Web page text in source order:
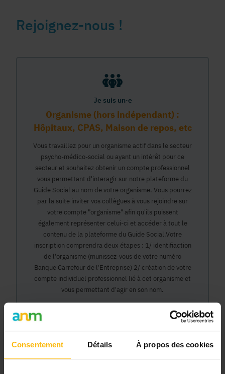
Consentement Détails À propos des cookies
Rejoignez-nous !
Je suis un·e
Organisme (hors indépendant) :
Hôpitaux, CPAS, Maison de repos, etc
Vous travaillez pour un organisme actif dans le secteur
psycho-médico-social ou ayant un intérêt pour ce
secteur et souhaitez obtenir un compte professionnel
vous permettant d'interagir sur notre plateforme du
Guide Social au nom de votre organisme. Vous pourrez
par la suite inviter vos collègues à vous rejoindre sur
votre compte "organisme" afin qu'ils puissent
également représenter celui-ci et accéder à tout le
contenu de la plateforme du Guide Social.Votre
inscription comprendra deux étapes : 1/ identifiaction
de l'organisme (munissez-vous de votre numéro
Banque Carrefour de l'Entreprise) 2/ création de votre
compte individuel professionnel lié à cet organisme et
vous permettant d'agir en son nom.